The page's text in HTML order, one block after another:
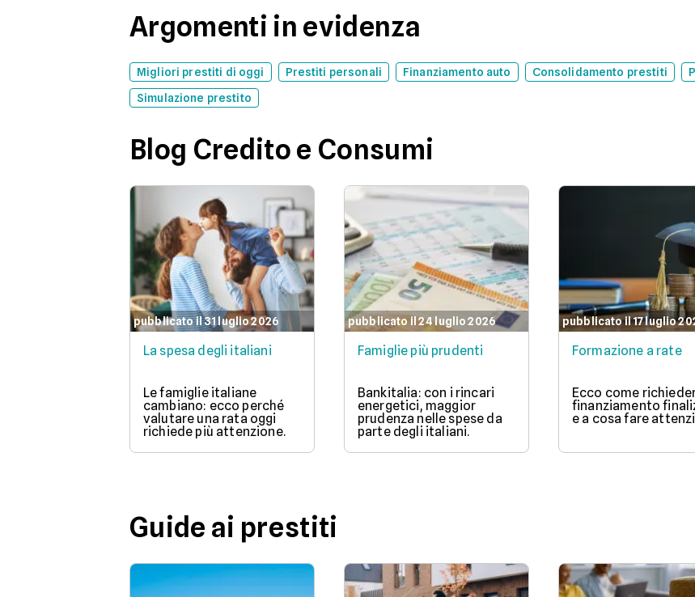
Argomenti in evidenza
Migliori prestiti di oggi Prestiti personali Finanziamento auto Consolidamento prestiti
Simulazione prestito
Blog Credito e Consumi
pubblicato il 31 luglio 2026
La spesa degli italiani
Le famiglie italiane
cambiano: ecco perché
valutare una rata oggi
richiede più attenzione.
pubblicato il 24 luglio 2026
Famiglie più prudenti
Bankitalia: con i rincari
energetici, maggior
prudenza nelle spese da
parte degli italiani.
pubblicato il 17 luglio
Formazione a rate
Ecco come
finanziamento
e a cosa fare
Guide ai prestiti